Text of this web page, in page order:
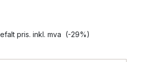
pris. inkl. mva (-29%)